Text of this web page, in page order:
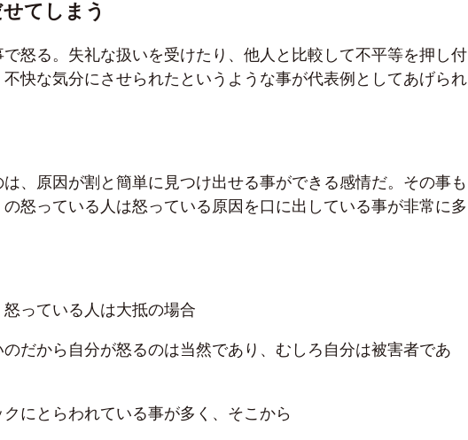
てしまう
で怒る。失礼な扱いを受けたり、他人と比較して不平等を押し付
快な気分にさせられたというような事が代表例としてあげられ
、原因が割と簡単に見つけ出せる事ができる感情だ。その事も
怒っている人は怒っている原因を口に出している事が非常に多
怒っている人は大抵の場合
のだから自分が怒るのは当然であり、むしろ自分は被害者であ
クにとらわれている事が多く、そこから